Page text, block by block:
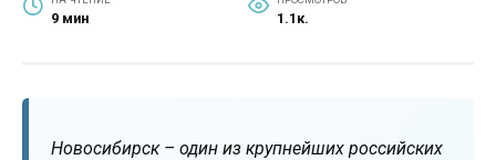
9 мин 1.1к.
Новосибирск – один из крупнейших российских